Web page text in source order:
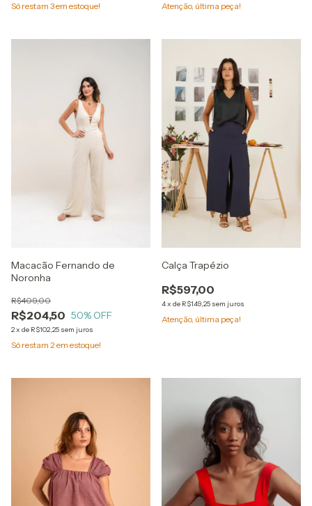
Só restam 3em estoque! Atenção, última peça!
Macacão Fernando de
Noronha
R$204,50
R$409,00
50% OFF
2x de R$102,25 sem juros
Só restam 2em estoque!
Calça Trapézio
R$597,00
4x de R$149,25 sem juros
Atenção, última peça!